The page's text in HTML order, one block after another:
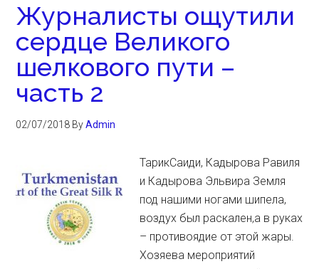
Журналисты ощутили
сердце Великого
шелкового пути –
часть 2
02/07/2018 ByAdmin
ТарикСаиди, Кадырова Равиля
и Кадырова Эльвира Земля
под нашими ногами шипела,
воздух был раскален,а в руках
– противоядие от этой жары.
Хозяева мероприятий